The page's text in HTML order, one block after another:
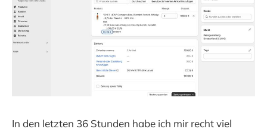
In den letzten 36 Stunden habe ich mir recht viel